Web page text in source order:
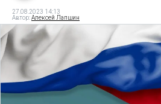
27.08.2023 14:13
Автор:Алексей Лапшин